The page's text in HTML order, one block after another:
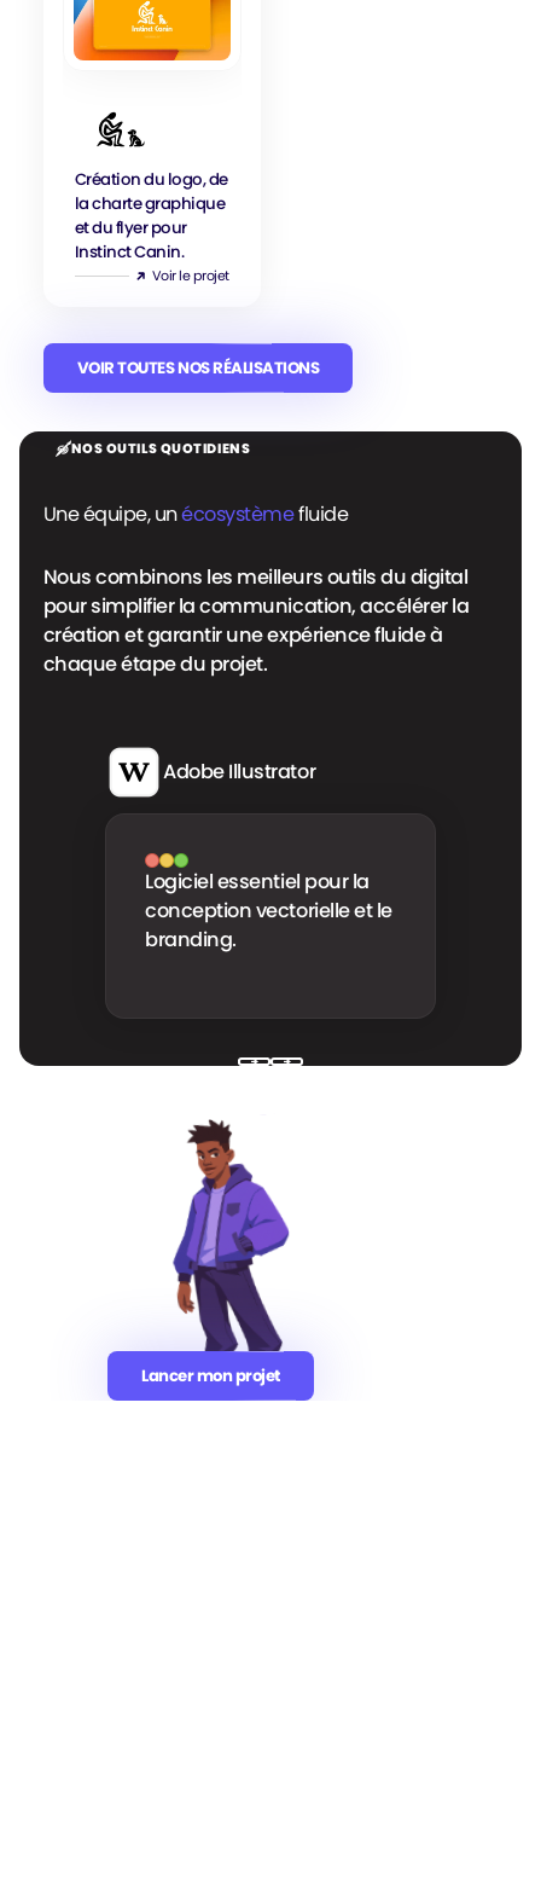
Canin
Création du logo, de
la charte graphique
et du flyer pour
Instinct Canin.
Voir le projet
VOIR TOUTES NOS RÉALISATIONS
VOIR TOUTES NOS RÉALISATIONS
NOS OUTILS QUOTIDIENS
Une équipe, unécosystèmefluide
Nous combinons les meilleurs outils du digital
pour simplifier la communication, accélérer la
création et garantir une expérience fluide à
chaque étape du projet.
Adobe Photoshop
Outil de référence pour la
retouche et la création
visuelle.
NextNext
Avec nous, c'estsatisfait
renouvelé
Lancer mon projet
Lancer mon projet